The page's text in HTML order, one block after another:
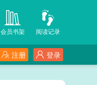
阅读记录
会员书架
登录
注册